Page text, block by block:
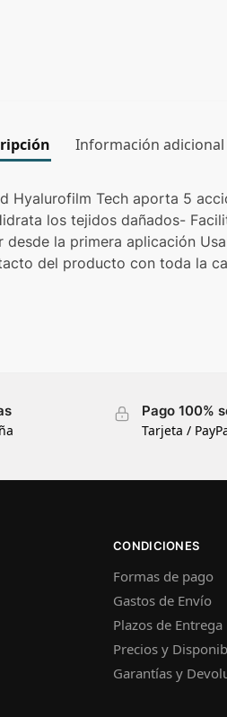
Información adicional
Hyalurofilm Tech aporta 5
los tejidos dañados-
la primera aplicación
del producto con toda la
Pago 100%
Tarjeta /
CONDICIONES
Formas de pago
Gastos de Envío
Plazos de Entrega
Precios y
Garantías y